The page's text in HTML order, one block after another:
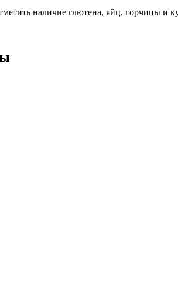
наличие глютена, яйц, горчицы и